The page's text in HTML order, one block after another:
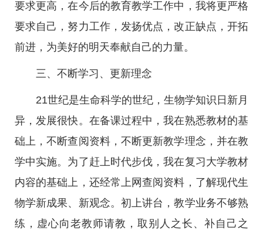
要求更高，在今后的教育教学工作中，我将更严格
要求自己，努力工作，发扬优点，改正缺点，开拓
前进，为美好的明天奉献自己的力量。
三、不断学习、更新理念
21世纪是生命科学的世纪，生物学知识日新月
异，发展很快。在备课过程中，我在熟悉教材的基
础上，不断查阅资料，不断更新教学理念，并在教
学中实施。为了赶上时代步伐，我在复习大学教材
内容的基础上，还经常上网查阅资料，了解现代生
物学新成果、新观念。初上讲台，教学业务不够熟
练，虚心向老教师请教，取别人之长、补自己之